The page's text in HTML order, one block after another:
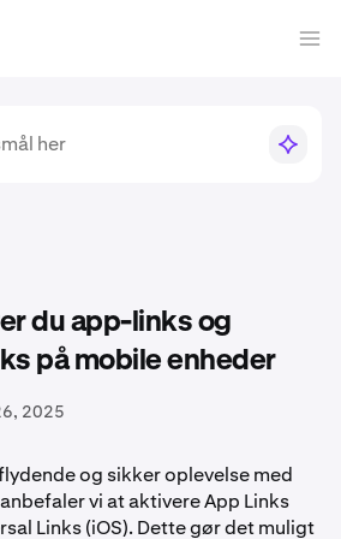
du app-links og
på mobile enheder
2025
og sikker oplevelse med
vi at aktivere App Links
Links (iOS). Dette gør det muligt